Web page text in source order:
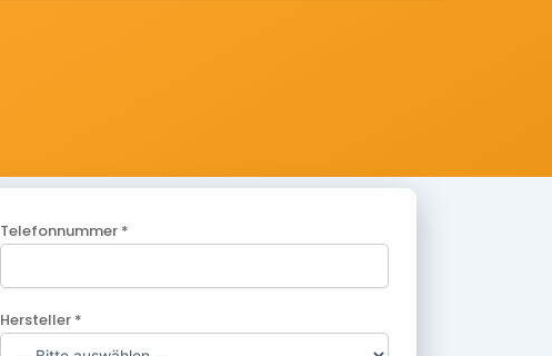
Telefonnummer *
Hersteller *